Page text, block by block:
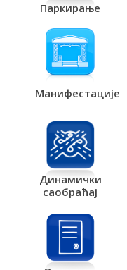
Паркирање
Манифестације
Динамички
саобраћај